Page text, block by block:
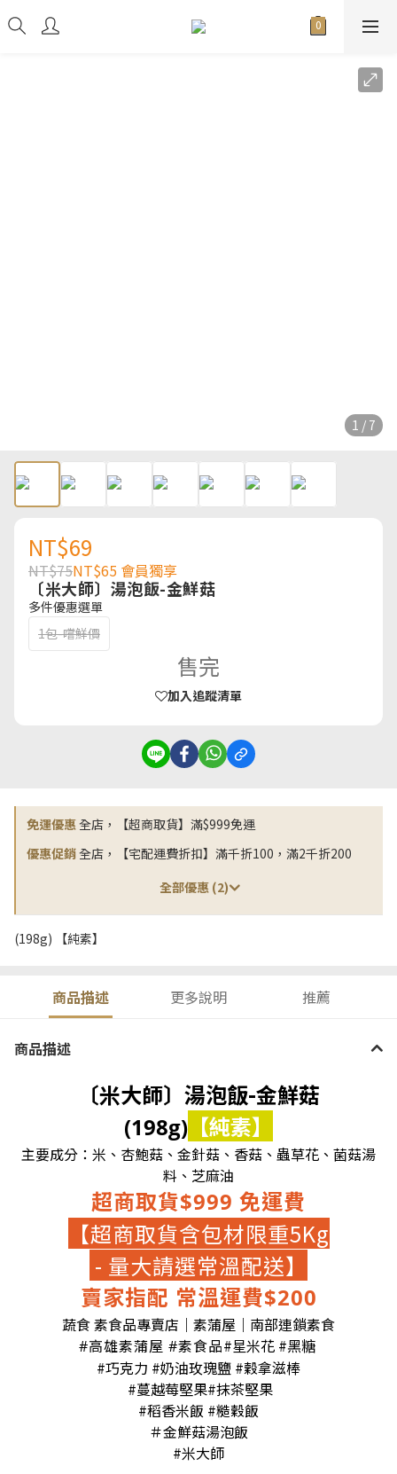
1 / 7
NT$69
NT$75NT$65 會員獨享
〔米大師〕湯泡飯-金鮮菇
多件優惠選單
1包-嚐鮮價
售完
加入追蹤清單
免運優惠全店，【超商取貨】滿$999免運
優惠促銷全店，【宅配運費折扣】滿千折100，滿2千折200
全部優惠 (2)
(198g) 【純素】
商品描述 更多說明 推薦
商品描述
〔米大師〕湯泡飯-金鮮菇
(198g) 【純素】
主要成分：米、杏鮑菇 、金針菇 、香菇 、蟲草花 、菌菇湯
料 、芝麻油
超商取貨$999 免運費
【超商取貨含包材限重5Kg
- 量大請選常溫配送】
賣家指配 常溫運費$200
蔬食 素食品專賣店｜素蒲屋｜南部連鎖素食
#高雄素蒲屋 #素食品#星米花 #黑糖
#巧克力 #奶油玫瑰鹽 #穀拿滋棒
#蔓越莓堅果#抹茶堅果
#稻香米飯 #糙穀飯
＃金鮮菇湯泡飯
#米大師